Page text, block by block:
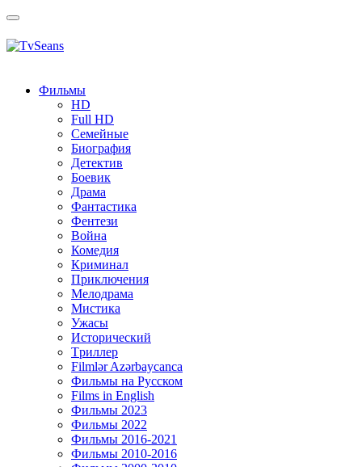
Toggle
Фильмы
HD
Full HD
Семейные
Биография
Детектив
Боевик
Драма
Фантастика
Фентези
Война
Комедия
Криминал
Приключения
Мелодрама
Мистика
Ужасы
Исторический
Tриллер
Filmlər Azərbaycanca
Фильмы на Русском
Films in English
Фильмы 2023
Фильмы 2022
Фильмы 2016-2021
Фильмы 2010-2016